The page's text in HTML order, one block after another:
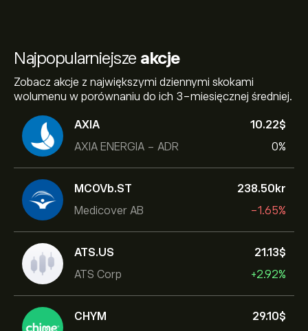
Najpopularniejsze akcje
Zobacz akcje z największymi dziennymi skokami
wolumenu w porównaniu do ich 3-miesięcznej średniej.
AXIA
AXIA ENERGIA - ADR
10.22‎$‎
0%
MCOVb.ST
Medicover AB
238.50‎kr‎
-1.65%
ATS.US
ATS Corp
21.13‎$‎
+2.92%
CHYM
29.10‎$‎